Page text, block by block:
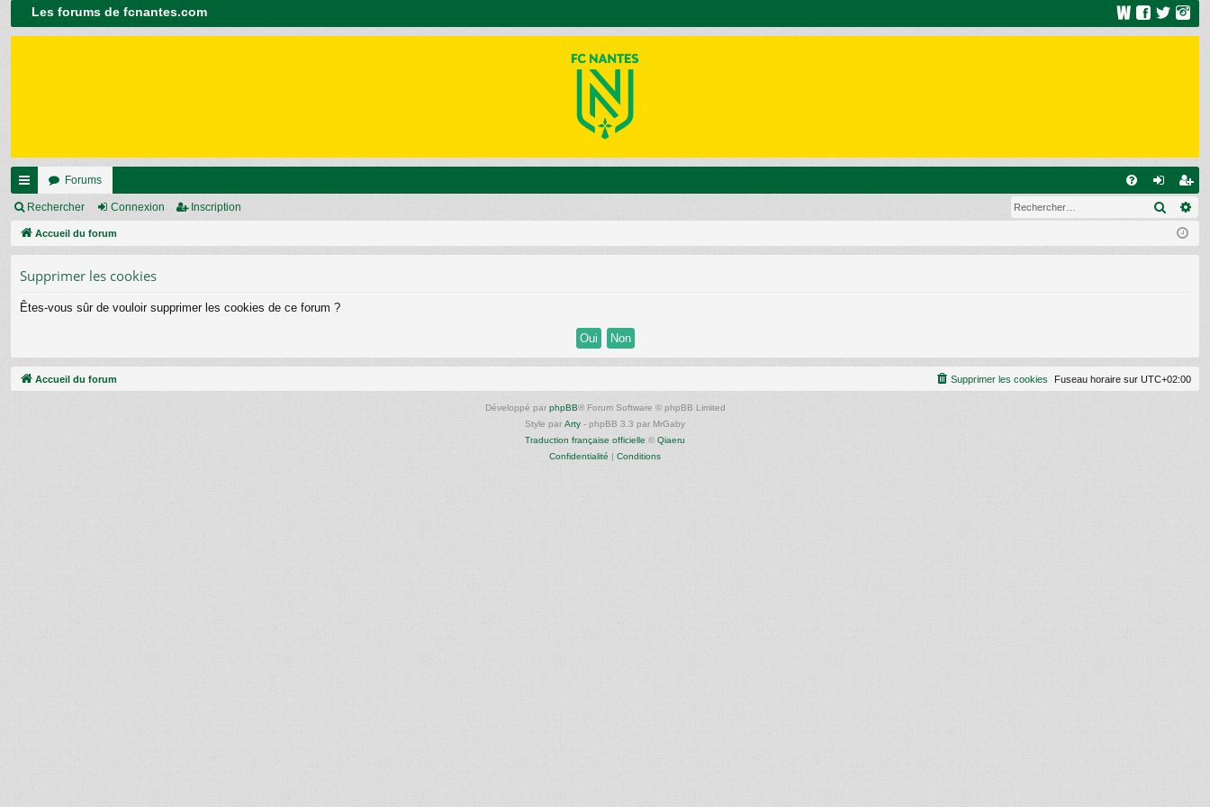
Les forums de fcnantes.com
ac
co
s
Forums
on ns
cri
Rechercher Connexion Inscription
Accueil du forum
Supprimer les cookies
Êtes-vous sûr de vouloir supprimer les cookies de ce forum ?
Accueil du forum Fuseau horaire sur UTC+02:00
Supprimer les cookies
Développé par phpBB® Forum Software © phpBB Limited
Style par Arty - phpBB 3.3 par MrGaby
Traduction française officielle © Qiaeru
Confidentialité | Conditions